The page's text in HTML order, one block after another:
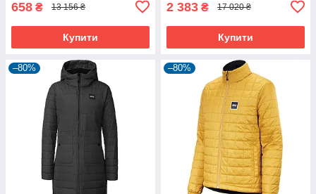
658 ₴ 13 156 ₴
Купити
2 383 ₴ 17 020 ₴
Купити
–80% –80%